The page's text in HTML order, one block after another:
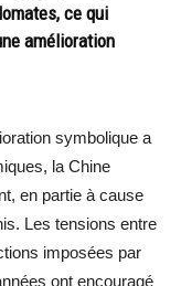
ce qui
amélioration
symbolique a
la Chine
en partie à cause
Les tensions entre
imposées par
ont encouragé